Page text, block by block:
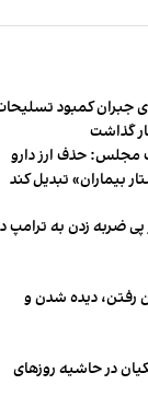
جبران کمبود
گذاشت
حذف ارز دارو
ضربه زدن به ترامپ
رفتن، دیده شدن و
در حاشیه روزهای